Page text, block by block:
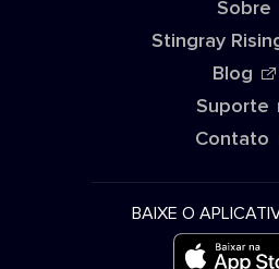
Sobre
Stingray
Blog
Suporte
Contato
BAIXE O